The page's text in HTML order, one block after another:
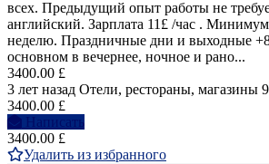
всех. Предыдущий опыт работы не
английский. Зарплата 11£ /час .
неделю. Праздничные дни и выходные
основном в вечернее, ночное и рано...
3400.00 £
3 лет назад Отели, рестораны, магазины
3400.00 £
Написать
3400.00 £
Удалить из избранного